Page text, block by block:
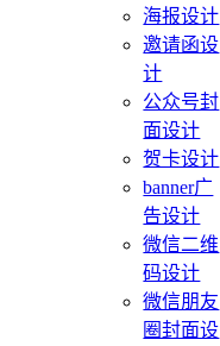
海报设计
邀请函设
计
公众号封
面设计
贺卡设计
banner广
告设计
微信二维
码设计
微信朋友
圈封面设